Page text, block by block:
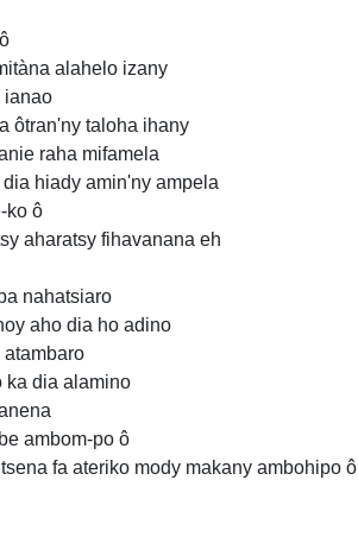
alahelo izany
ianao
ôtran'ny taloha ihany
raha mifamela
hiady amin'ny ampela
ko ô
aharatsy fihavanana eh
nahatsiaro
aho dia ho adino
atambaro
ka dia alamino
ambom-po ô
fa ateriko mody makany ambohipo ô